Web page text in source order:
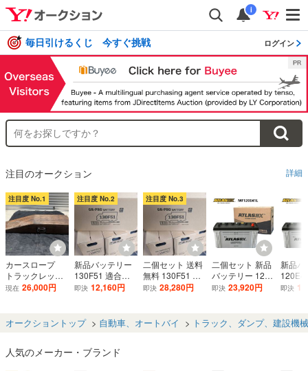
i
毎日引けるくじ 今すぐ挑戦 ログイン
注目のオークション 詳細
注目度 No.1
カースロープ
トラックレッカ
ー かさあげ
ビス落輪
現在 26,000円
注目度 No.2
新品バッテリー
130F51 適合バ
ッテリー ( 105F
即決 12,160円
注目度 No.3
二個セット 送料
無料 130F51 新
品バッテリー 適
即決 28,280円
二個セット 新品
バッテリー 120E
41L 適合バッテ
L 120E41L )
即決 23,920円
新品バ
ッテリ
即決
オークショントップ 自動車、オートバイ トラック、ダンプ、建設機械
人気のメーカー・ブランド